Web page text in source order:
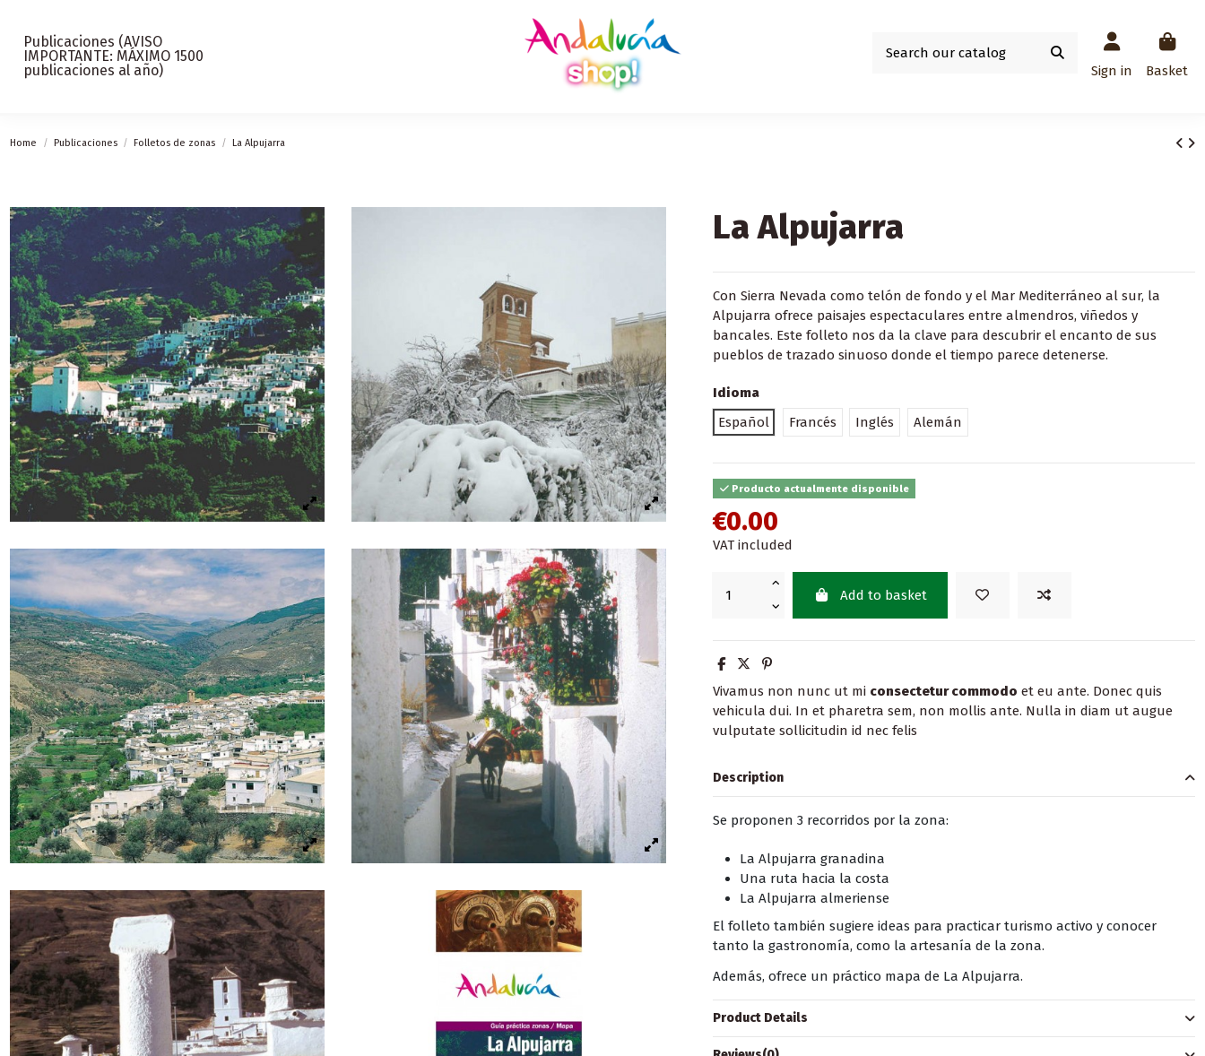
Publicaciones (AVISO
IMPORTANTE: MÁXIMO 1500
publicaciones al año)
Sign in Basket
Home Publicaciones Folletos de zonas La Alpujarra
La Alpujarra
Con Sierra Nevada como telón de fondo y el Mar Mediterráneo al sur, la
Alpujarra ofrece paisajes espectaculares entre almendros, viñedos y
bancales. Este folleto nos da la clave para descubrir el encanto de sus
pueblos de trazado sinuoso donde el tiempo parece detenerse.
Idioma
Español
Francés Inglés Alemán
Producto actualmente disponible
€0.00
VAT included
Add to basket
Vivamus non nunc ut mi consectetur commodo et eu ante. Donec quis
vehicula dui. In et pharetra sem, non mollis ante. Nulla in diam ut augue
vulputate sollicitudin id nec felis
Description
Se proponen 3 recorridos por la zona:
La Alpujarra granadina
Una ruta hacia la costa
La Alpujarra almeriense
El folleto también sugiere ideas para practicar turismo activo y conocer
tanto la gastronomía, como la artesanía de la zona.
Además, ofrece un práctico mapa de La Alpujarra.
Product Details